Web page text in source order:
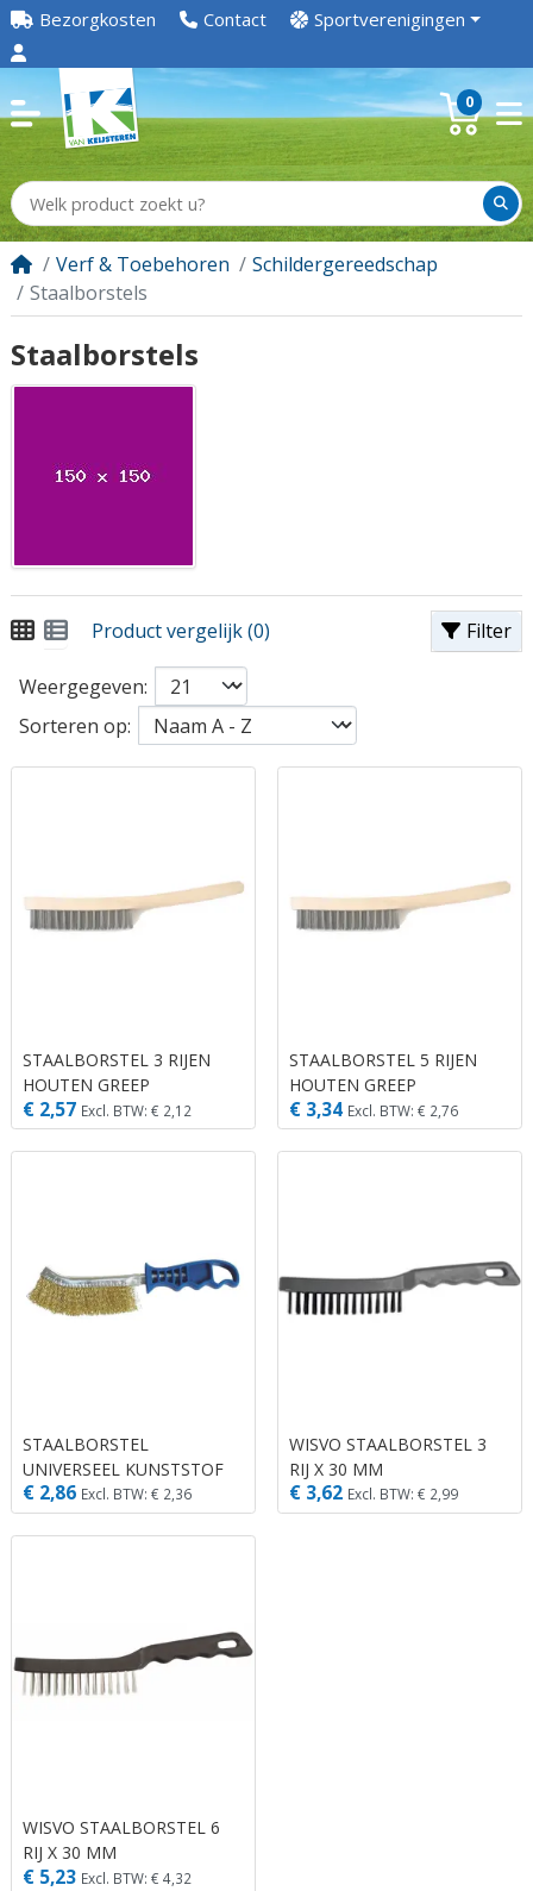
Bezorgkosten Contact Sportverenigingen
0
Verf & Toebehoren
Schildergereedschap
Staalborstels
Staalborstels
Filter
Product vergelijk (0)
Weergegeven:
Sorteren op:
STAALBORSTEL 3 RIJEN
HOUTEN GREEP
€ 2,57 Excl. BTW: € 2,12
STAALBORSTEL 5 RIJEN
HOUTEN GREEP
€ 3,34 Excl. BTW: € 2,76
STAALBORSTEL
UNIVERSEEL KUNSTSTOF
GREEP
€ 2,86 Excl. BTW: € 2,36
WISVO STAALBORSTEL 3
RIJ X 30 MM
€ 3,62 Excl. BTW: € 2,99
WISVO STAALBORSTEL 6
RIJ X 30 MM
€ 5,23 Excl. BTW: € 4,32